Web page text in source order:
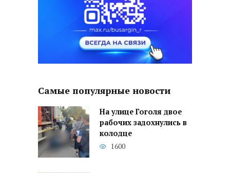
Самые популярные новости
На улице Гоголя двое
рабочих задохнулись в
колодце
1600